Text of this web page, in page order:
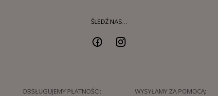
ŚLEDŹ NAS…
OBSŁUGUJEMY PŁATNOŚCI: WYSYŁAMY ZA POMOCĄ: